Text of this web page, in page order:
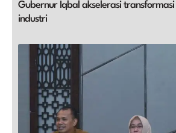
Gubernur Iqbal akselerasi transformasi
industri